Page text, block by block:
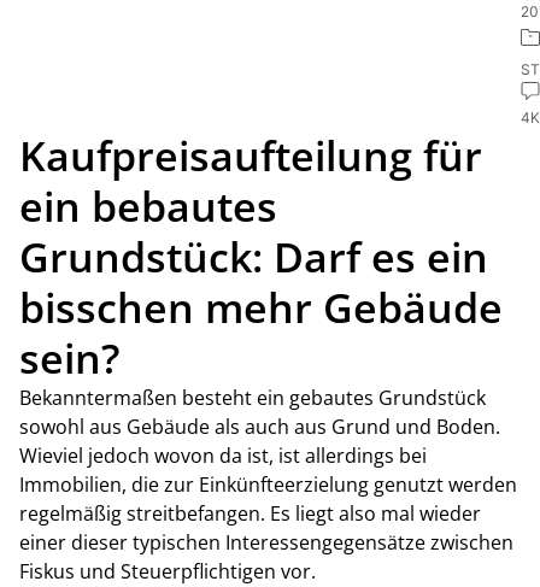
Kaufpreisaufteilung für
ein bebautes
Grundstück: Darf es ein
bisschen mehr Gebäude
sein?
Bekanntermaßen besteht ein gebautes Grundstück
sowohl aus Gebäude als auch aus Grund und Boden.
Wieviel jedoch wovon da ist, ist allerdings bei
Immobilien, die zur Einkünfteerzielung genutzt werden
regelmäßig streitbefangen. Es liegt also mal wieder
einer dieser typischen Interessengegensätze zwischen
Fiskus und Steuerpflichtigen vor.